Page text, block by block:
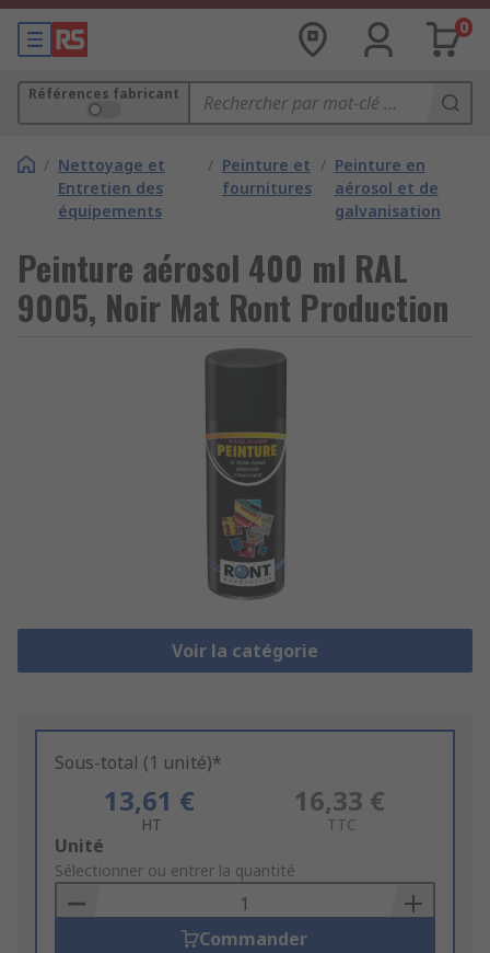
0
Références fabricant
/ Nettoyage et
Entretien des
équipements
/ Peinture et
fournitures
/ Peinture en
aérosol et de
galvanisation
Peinture aérosol 400 ml RAL
9005, Noir Mat Ront Production
Voir la catégorie
Sous-total (1 unité)*
13,61 €
HT
16,33 €
TTC
Add
to
Basket
Unité
Sélectionner ou entrer la quantité
Commander